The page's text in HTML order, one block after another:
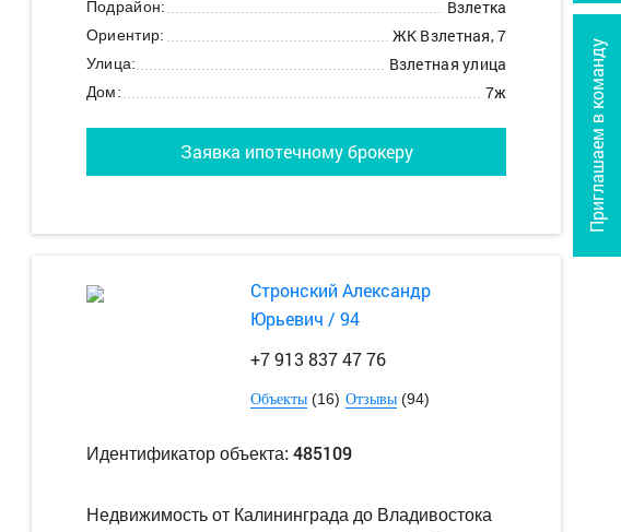
Приглашаем в команду
Подрайон: Взлетка
Ориентир: ЖК Взлетная, 7
Улица: Взлетная улица
Дом: 7ж
Заявка ипотечному брокеру
Стронский Александр
Юрьевич / 94
+7 913 837 47 76
Объекты(16) Отзывы(94)
Идентификатор объекта: 485109
Недвижимость от Калининграда до Владивостока